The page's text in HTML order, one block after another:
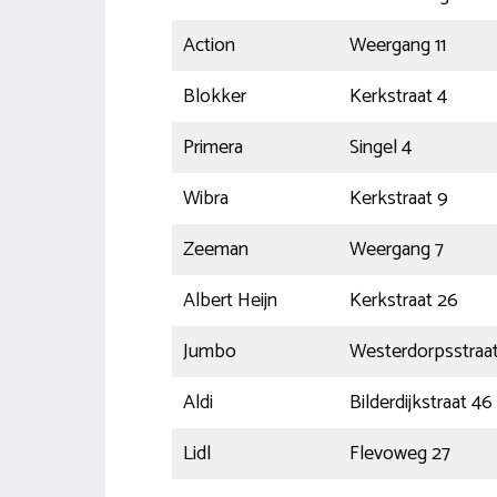
Action
Weergang 11
Blokker
Kerkstraat 4
Primera
Singel 4
Wibra
Kerkstraat 9
Zeeman
Weergang 7
Albert Heijn
Kerkstraat 26
Jumbo
Aldi
Bilderdijkstraat 46
Lidl
Flevoweg 27